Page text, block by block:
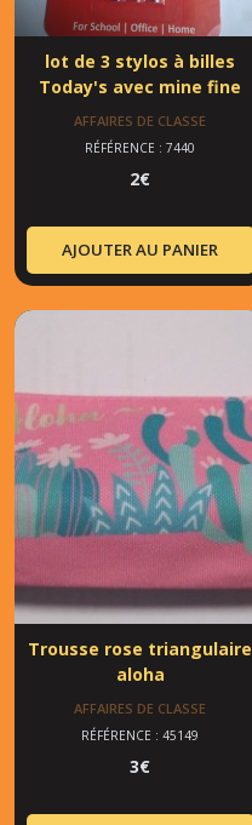
lot de 3 stylos à billes
Today's avec mine fine
AFFAIRES DE CLASSE
RÉFÉRENCE : 7440
2€
AJOUTER AU PANIER
Trousse rose triangulaire
aloha
AFFAIRES DE CLASSE
RÉFÉRENCE : 45149
3€